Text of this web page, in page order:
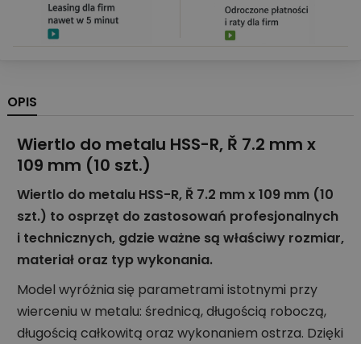
OPIS
Wiertlo do metalu HSS-R, Ř 7.2 mm x
109 mm (10 szt.)
Wiertlo do metalu HSS-R, Ř 7.2 mm x 109 mm (10
szt.) to osprzęt do zastosowań profesjonalnych
i technicznych, gdzie ważne są właściwy rozmiar,
materiał oraz typ wykonania.
Model wyróżnia się parametrami istotnymi przy
wierceniu w metalu: średnicą, długością roboczą,
długością całkowitą oraz wykonaniem ostrza. Dzięki